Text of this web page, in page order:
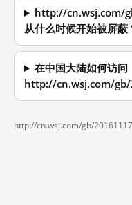
http://cn.wsj.com/
从什么时候开始被屏蔽
在中国大陆如何访问
http://cn.wsj.com/gb/
http://cn.wsj.com/gb/